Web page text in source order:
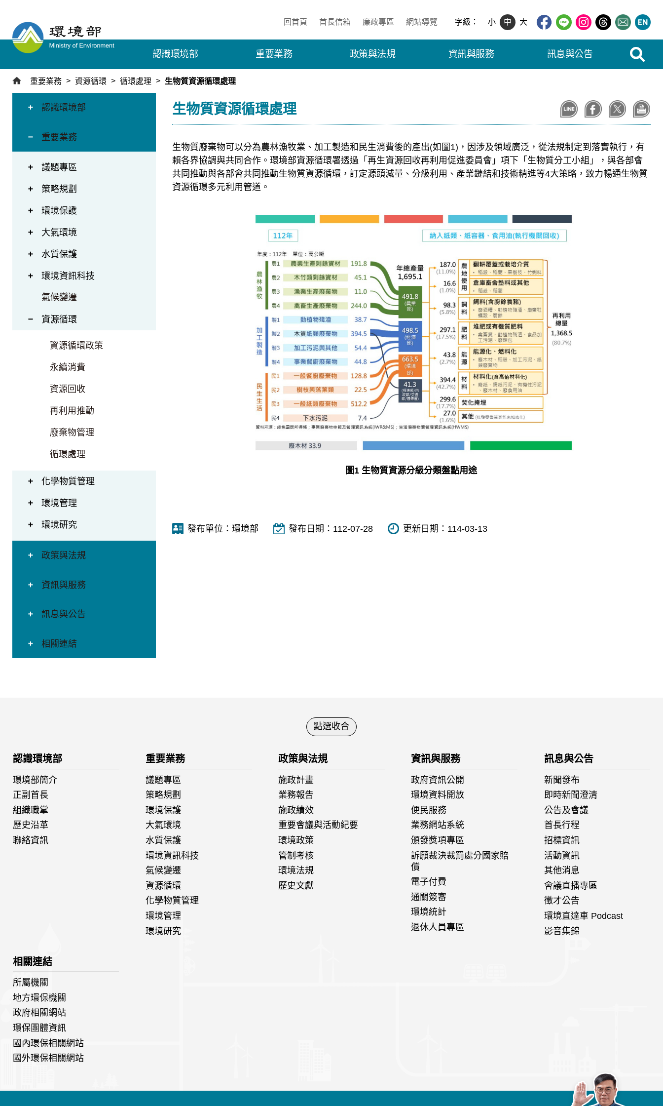
容
回首頁 首長信箱 廉政專區 網站導覽 字級： 小 中 大
認識環境部 重要業務 政策與法規 資訊與服務 訊息與公告
展開搜尋
重要業務 資源循環 循環處理 生物質資源循環處理
認識環境部
重要業務
議題專區
策略規劃
環境保護
大氣環境
水質保護
環境資訊科技
氣候變遷
資源循環
資源循環政策
永續消費
資源回收
再利用推動
廢棄物管理
循環處理
化學物質管理
環境管理
環境研究
政策與法規
資訊與服務
訊息與公告
相關連結
生物質資源循環處理
生物質廢棄物可以分為農林漁牧業、加工製造和民生消費後的產出(如圖1)，因涉及領域廣泛，從法規制定到落實執行，有
賴各界協調與共同合作。環境部資源循環署透過「再生資源回收再利用促進委員會」項下「生物質分工小組」，與各部會
共同推動與各部會共同推動生物質資源循環，訂定源頭減量、分級利用、產業鏈結和技術精進等4大策略，致力暢通生物質
資源循環多元利用管道。
圖1 生物質資源分級分類盤點用途
發布單位： 環境部 發布日期： 112-07-28 更新日期： 114-03-13
點選收合
認識環境部
環境部簡介
正副首長
組織職掌
歷史沿革
聯絡資訊
重要業務
議題專區
策略規劃
環境保護
大氣環境
水質保護
環境資訊科技
氣候變遷
資源循環
化學物質管理
環境管理
環境研究
政策與法規
施政計畫
業務報告
施政績效
重要會議與活動紀要
環境政策
管制考核
環境法規
歷史文獻
資訊與服務
政府資訊公開
環境資料開放
便民服務
業務網站系統
頒發獎項專區
訴願裁決裁罰處分國家賠
償
電子付費
通關簽審
環境統計
退休人員專區
訊息與公告
新聞發布
即時新聞澄清
公告及會議
首長行程
招標資訊
活動資訊
其他消息
會議直播專區
徵才公告
環境直達車 Podcast
影音集錦
相關連結
所屬機關
地方環保機關
政府相關網站
環保團體資訊
國內環保相關網站
國外環保相關網站